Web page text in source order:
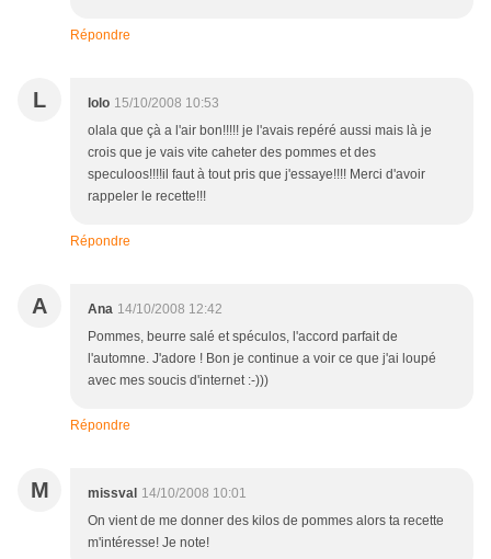
Répondre
L lolo 15/10/2008 10:53
olala que çà a l'air bon!!!!! je l'avais repéré aussi mais là je
crois que je vais vite caheter des pommes et des
speculoos!!!!il faut à tout pris que j'essaye!!!! Merci d'avoir
rappeler le recette!!!
Répondre
A Ana 14/10/2008 12:42
Pommes, beurre salé et spéculos, l'accord parfait de
l'automne. J'adore ! Bon je continue a voir ce que j'ai loupé
avec mes soucis d'internet :-)))
Répondre
M missval 14/10/2008 10:01
On vient de me donner des kilos de pommes alors ta recette
m'intéresse! Je note!